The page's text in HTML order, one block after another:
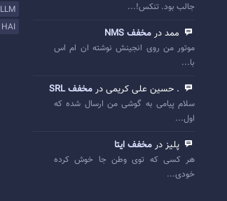
جالب بود. تنکس!...
ممد در مخفف NMS
موتور من روی انجینش نوشته ان ام اس
با...
. حسین علی کریمی در مخفف SRL
سلام پیامی به گوشی من ارسال شده که
اول...
پلیز در مخفف ایتا
هر کسی که توی وطن جا خوش کرده
خودی...
LLM
HAI